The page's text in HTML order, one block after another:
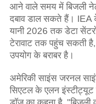
आने वाले समय में बिजली
दबाव डाल सकते हैं।
यानी 2026 तक डेटा
टेरावाट तक पहुंच सकती है,
उपयोग के बराबर है।
अमेरिकी साइंस जरनल
सिएटल के एलन इंस्टीट्यूट